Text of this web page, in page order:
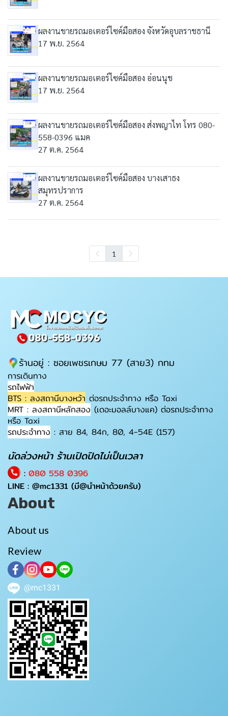
ผลงานขายรถมอเตอร์ไซค์มือสอง จังหวัดอุบลราชธานี
17 พ.ย. 2564
ผลงานขายรถมอเตอร์ไซค์มือสอง อ่อนนุช
17 พ.ย. 2564
ผลงานขายรถมอเตอร์ไซค์มือสอง ส่งพญาไท โทร 080-
558-0396 แมค
27 ต.ค. 2564
ผลงานขายรถมอเตอร์ไซค์มือสอง บางเสาธง
สมุทรปราการ
27 ต.ค. 2564
1
ร้านอยู่ : ซอยเพชรเกษม 77 (สาย3) กทม
การเดินทาง
รถไฟฟ้า
BTS : ลงสถานีบางหว้า ต่อรถประจำทาง หรือ Taxi
MRT : ลงสถานีหลักสอง (เดอะมอลล์บางแค) ต่อรถประจำทาง
หรือ Taxi
รถประจำทาง : สาย 84, 84ก, 80, 4-54E (157)
นัดล่วงหน้า ร้านเปิดปิดไม่เป็นเวลา
: 080 558 0396
LINE : @mc1331 (มี@นำหน้าด้วยครับ)
About
About us
Review
@mc1331